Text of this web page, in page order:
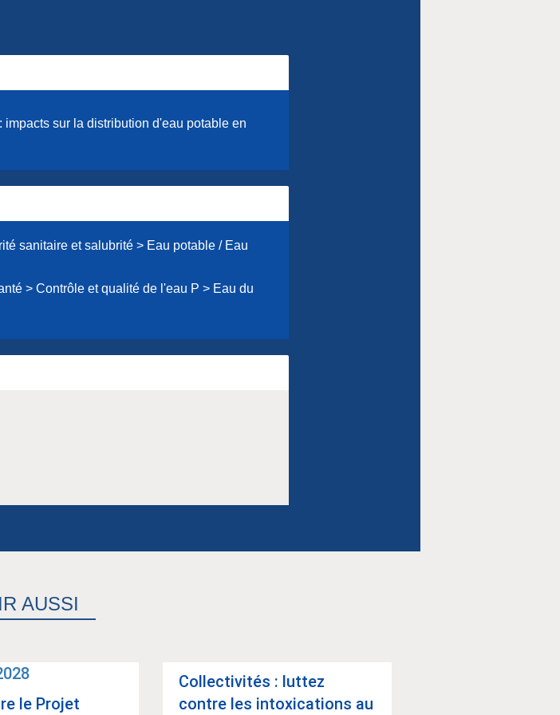
sur la distribution d'eau potable en
sanitaire et salubrité > Eau potable / Eau
> Contrôle et qualité de l'eau P > Eau du
AUSSI
le Pro­jet
Col­lec­ti­vi­tés : lut­tez
contre les intoxi­ca­tions au